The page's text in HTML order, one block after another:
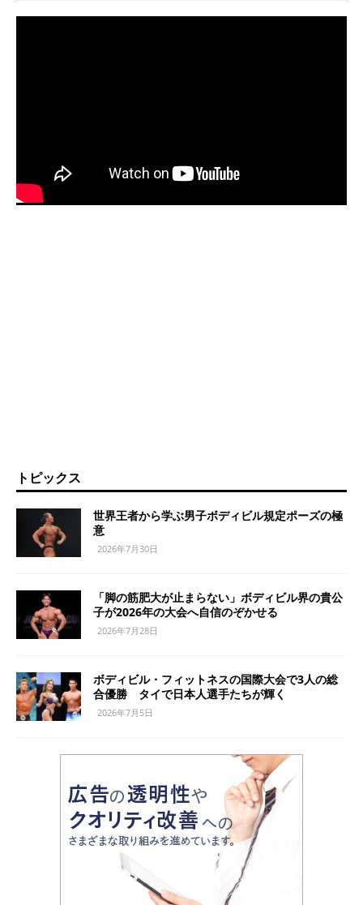
トピックス
世界王者から学ぶ男子ボディビル規定ポーズの極
意
2026年7月30日
「脚の筋肥大が止まらない」ボディビル界の貴公
子が2026年の大会へ自信のぞかせる
2026年7月28日
ボディビル・フィットネスの国際大会で3人の総
合優勝 タイで日本人選手たちが輝く
2026年7月5日